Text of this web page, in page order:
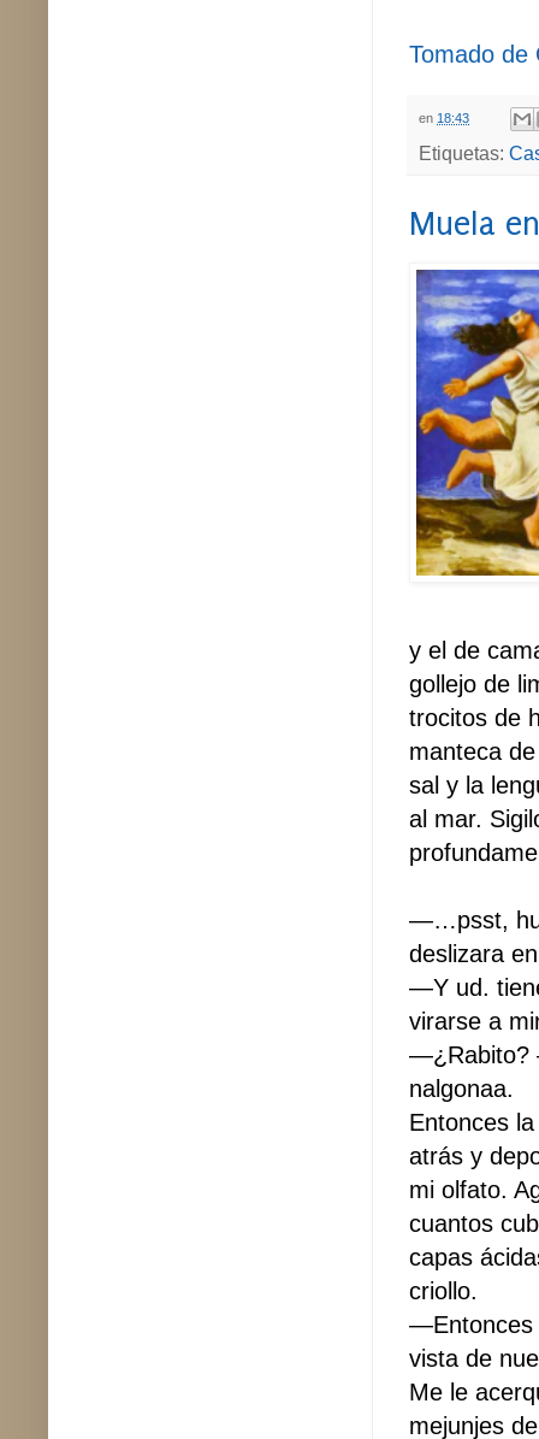
Tomado de
en 18:43
Etiquetas:
Muela
y el de
gollejo de
trocitos de
manteca
sal y la
al mar.
—…psst,
deslizara
—Y ud.
virarse a
—¿Rabito?
nalgonaa.
Entonces
atrás y
mi olfato.
cuantos
capas
criollo.
—Entonces
vista de
Me le
mejunjes